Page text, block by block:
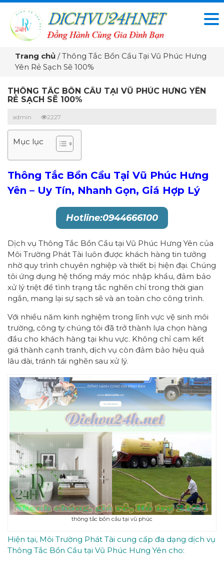
Trang chủ /Thông Tắc Bồn Cầu Tại Vũ Phúc Hưng
Yên Rẻ Sạch Sẽ 100%
THÔNG TẮC BỒN CẦU TẠI VŨ PHÚC HƯNG YÊN
RẺ SẠCH SẼ 100%
admin 2227
Mục lục
Thông Tắc Bồn Cầu Tại Vũ Phúc Hưng
Yên – Uy Tín, Nhanh Gọn, Giá Hợp Lý
Hotline:0944666100
Dịch vụ Thông Tắc Bồn Cầu tại Vũ Phúc Hưng Yên của
Môi Trường Phát Tài luôn được khách hàng tin tưởng
nhờ quy trình chuyên nghiệp và thiết bị hiện đại. Chúng
tôi ứng dụng hệ thống máy móc nhập khẩu, đảm bảo
xử lý triệt để tình trạng tắc nghẽn chỉ trong thời gian
ngắn, mang lại sự sạch sẽ và an toàn cho công trình.
Với nhiều năm kinh nghiệm trong lĩnh vực vệ sinh môi
trường, công ty chúng tôi đã trở thành lựa chọn hàng
đầu cho khách hàng tại khu vực. Không chỉ cam kết
giá thành cạnh tranh, dịch vụ còn đảm bảo hiệu quả
lâu dài, tránh tái nghẽn sau xử lý.
thông tắc bồn cầu tại vũ phúc
Hiện tại, Môi Trường Phát Tài cung cấp đa dạng dịch vụ
Thông Tắc Bồn Cầu tại Vũ Phúc Hưng Yên cho: